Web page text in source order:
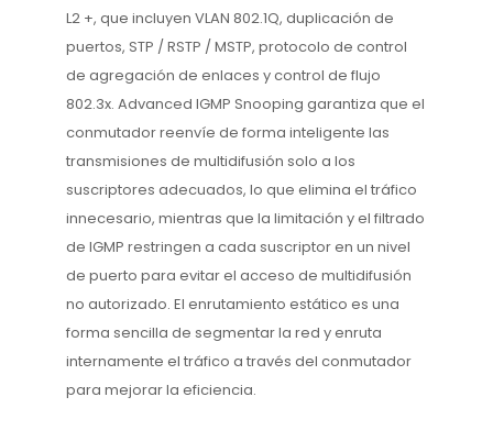
L2 +, que incluyen VLAN 802.1Q, duplicación de
puertos, STP / RSTP / MSTP, protocolo de control
de agregación de enlaces y control de flujo
802.3x. Advanced IGMP Snooping garantiza que el
conmutador reenvíe de forma inteligente las
transmisiones de multidifusión solo a los
suscriptores adecuados, lo que elimina el tráfico
innecesario, mientras que la limitación y el filtrado
de IGMP restringen a cada suscriptor en un nivel
de puerto para evitar el acceso de multidifusión
no autorizado. El enrutamiento estático es una
forma sencilla de segmentar la red y enruta
internamente el tráfico a través del conmutador
para mejorar la eficiencia.